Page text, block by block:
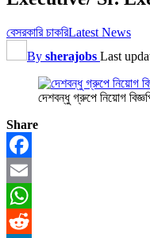
বেসরকারি চাকরিLatest News
By sherajobs Last
দেশবন্ধু গ্রুপে নিয়োগ
Share
Facebook
Email
WhatsApp